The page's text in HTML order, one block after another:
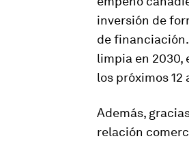
inversión de
de
limpia en 2030,
los próximos 12
Además,
relación